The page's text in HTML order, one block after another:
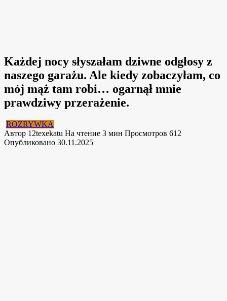
Każdej nocy słyszałam dziwne odgłosy z
naszego garażu. Ale kiedy zobaczyłam, co
mój mąż tam robi… ogarnął mnie
prawdziwy przerażenie.
ROZRYWKA
Автор 12texekatu На чтение 3 мин Просмотров 612
Опубликовано 30.11.2025